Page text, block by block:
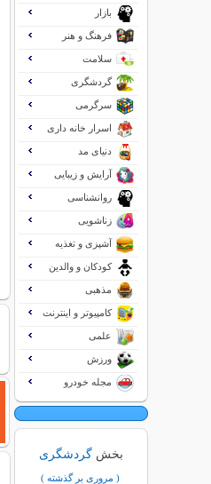
بازار
فرهنگ و هنر
سلامت
گردشگری
سرگرمی
اسرار خانه داری
دنیای مد
آرایش و زیبایی
روانشناسی
زناشویی
آشپزی و تغذیه
کودکان و والدین
مذهبی
کامپیوتر و اینترنت
علمی
ورزش
مجله خودرو
بخش گردشگری
( مروری بر گذشته )